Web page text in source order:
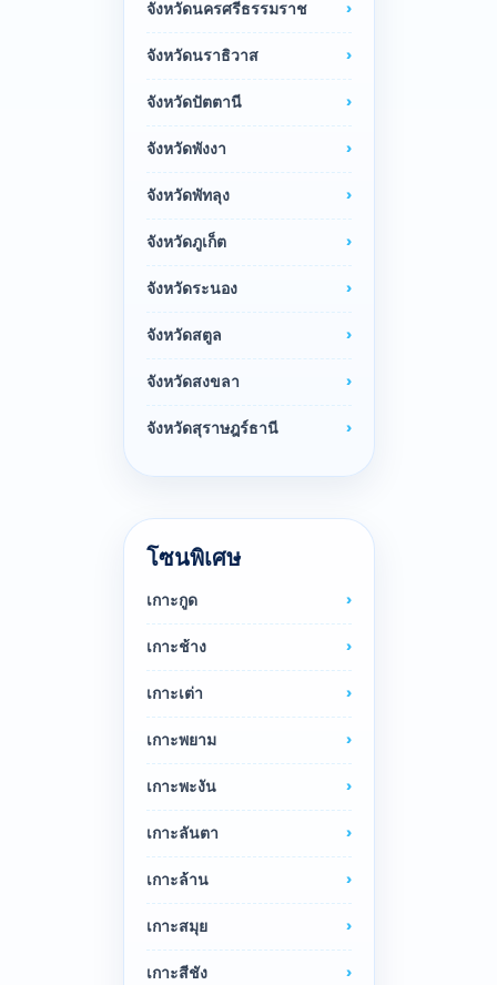
จังหวัดนครศรีธรรมราช
จังหวัดนราธิวาส
จังหวัดปัตตานี
จังหวัดพังงา
จังหวัดพัทลุง
จังหวัดภูเก็ต
จังหวัดระนอง
จังหวัดสตูล
จังหวัดสงขลา
จังหวัดสุราษฎร์ธานี
โซนพิเศษ
เกาะกูด
เกาะช้าง
เกาะเต่า
เกาะพยาม
เกาะพะงัน
เกาะลันตา
เกาะล้าน
เกาะสมุย
เกาะสีชัง